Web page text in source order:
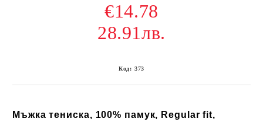
€14.78
28.91лв.
Код: 373
Мъжка тениска, 100% памук, Regular fit,